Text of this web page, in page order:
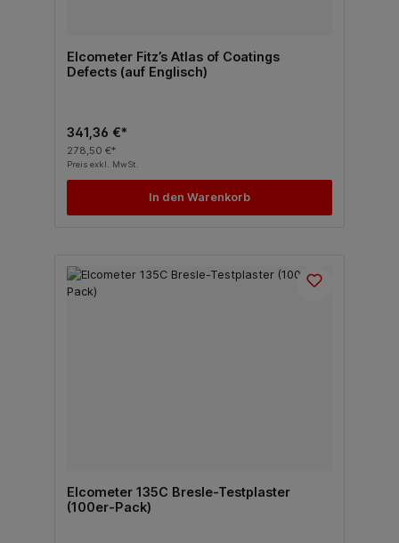
Elcometer Fitz’s Atlas of Coatings
Defects (auf Englisch)
341,36 €*
278,50 €*
Preis exkl. MwSt.
In den Warenkorb
Elcometer 135C Bresle-Testplaster
(100er-Pack)